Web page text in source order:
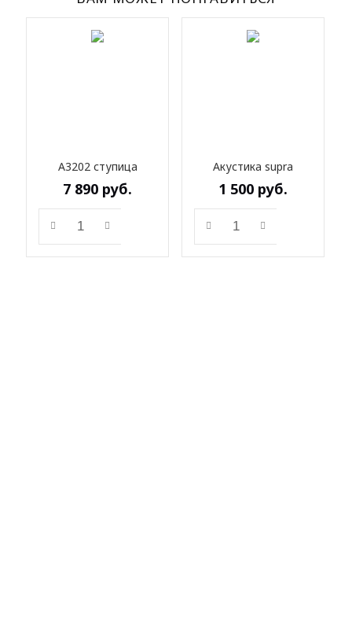
А3202 ступица
7 890 руб.
Акустика supra
1 500 руб.